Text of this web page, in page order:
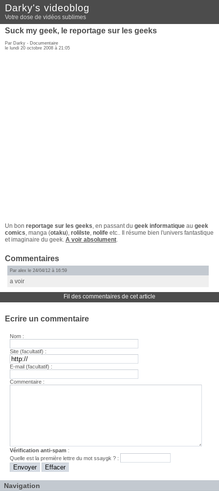
Darky's videoblog
Votre dose de vidéos sublimes
Suck my geek, le reportage sur les geeks
Par Darky - Documentaire
le lundi 20 octobre 2008 à 21:05
Un bon reportage sur les geeks, en passant du geek informatique au geek
comics, manga (otaku), rolilste, nolife etc.. Il résume bien l'univers fantastique
et imaginaire du geek. A voir absolument.
Commentaires
Par alex le 24/04/12 à 16:59
a voir
Fil des commentaires de cet article
Ecrire un commentaire
Nom :
Site (facultatif) :
E-mail (facultatif) :
Commentaire :
Vérification anti-spam :
Quelle est lapremière lettre du motssaygk ? :
Navigation